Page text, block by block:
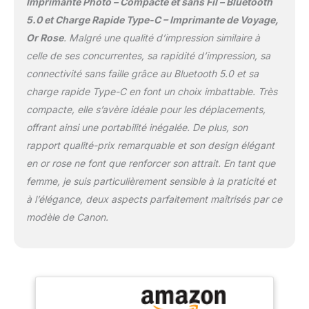
Plus besoin d'encres ou
de rubans de couleur, il
suffit d'une imprimante
portable et de Zink papier
photo pour obtenir des
photos de qualité. Des
cristaux de colorant sont
ajoutés au papier à dos
collant de 2 x 3 pouces,
ceci permet de produire
des impressions détaillées
à un prix raisonnable.
Tenez vos précieux
souvenirs en main.
[Personnalisez Images
l'amélioration/filtres/cadres
et plus encore. Tonifiez
éclatantes à partager.
ÉCOLOGIQUE ET
EFFICACE : dotée d’une
batterie intégrée avec
recharge USB-C, cette
imprimante de poche
sans fil est toujours prête
à vous accompagner
dans votre prochaine
l’on peut être petit mais
puissant. VOS PHOTOS,
À VOTRE MANIÈRE :
utilisez l'application
souvenirs peuvent
5.0 et Charge Rapide Type-C – Imprimante de Voyage,
Or Rose. Malgré une qualité d’impression similaire à
celle de ses concurrentes, sa rapidité d’impression, sa
connectivité sans faille grâce au Bluetooth 5.0 et sa
charge rapide Type-C en font un choix imbattable. Très
compacte, elle s’avère idéale pour les déplacements,
offrant ainsi une portabilité inégalée. De plus, son
rapport qualité-prix remarquable et son design élégant
en or rose ne font que renforcer son attrait. En tant que
femme, je suis particulièrement sensible à la praticité et
à l’élégance, deux aspects parfaitement maîtrisés par ce
modèle de Canon.